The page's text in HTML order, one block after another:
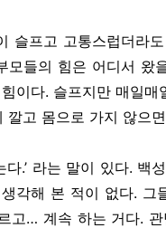
슬프고 고통스럽더라
모들의 힘은 어디서 왔
이다. 슬프지만 매일
고 몸으로 가지 않으
.’ 라는 말이 있다.
생각해 본 적이 없다.
고… 계속 하는 거다.